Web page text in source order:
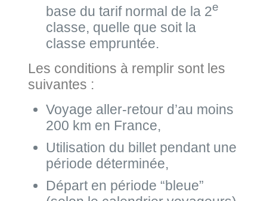
base du tarif normal de la 2e
classe, quelle que soit la
classe empruntée.
Les conditions à remplir sont les
suivantes :
Voyage aller-retour d’au moins
200 km en France,
Utilisation du billet pendant une
période déterminée,
Départ en période “bleue”